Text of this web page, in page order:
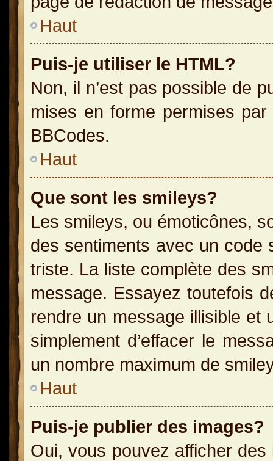
Haut
Puis-je utiliser le HTML?
Non, il n’est pas possible de
mises en forme permises
BBCodes.
Haut
Que sont les smileys?
Les smileys, ou émoticônes,
des sentiments avec un code
triste. La liste complète des
message. Essayez toutefois
rendre un message illisible et
simplement d’effacer le
un nombre maximum de
Haut
Puis-je publier des images?
Oui, vous pouvez afficher